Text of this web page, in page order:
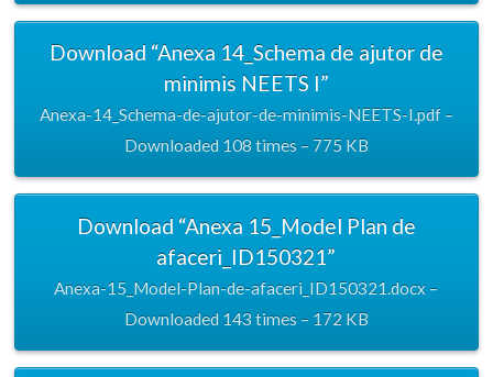
Download “Anexa 14_Schema de ajutor de
minimis NEETS I”
Anexa-14_Schema-de-ajutor-de-minimis-NEETS-I.pdf –
Downloaded 108 times – 775 KB
Download “Anexa 15_Model Plan de
afaceri_ID150321”
Anexa-15_Model-Plan-de-afaceri_ID150321.docx –
Downloaded 143 times – 172 KB